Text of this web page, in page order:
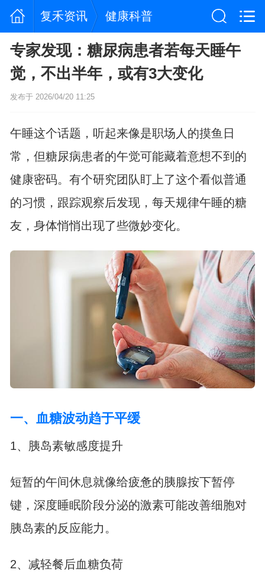
复禾资讯 健康科普
专家发现：糖尿病患者若每天睡午
觉，不出半年，或有3大变化
发布于 2026/04/20 11:25
午睡这个话题，听起来像是职场人的摸鱼日
常，但糖尿病患者的午觉可能藏着意想不到的
健康密码。有个研究团队盯上了这个看似普通
的习惯，跟踪观察后发现，每天规律午睡的糖
友，身体悄悄出现了些微妙变化。
一、血糖波动趋于平缓
1、胰岛素敏感度提升
短暂的午间休息就像给疲惫的胰腺按下暂停
键，深度睡眠阶段分泌的激素可能改善细胞对
胰岛素的反应能力。
2、减轻餐后血糖负荷